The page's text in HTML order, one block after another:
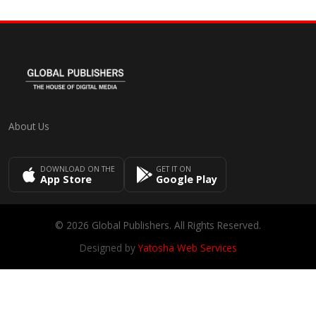
About Us
DOWNLOAD ON THE
App Store
GET IT ON
Google Play
© 2026 Global Publishers. All Rights Reserved.
Designed byYatosha Web Services